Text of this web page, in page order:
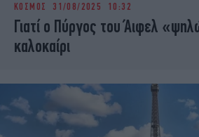
ΚΟΣΜΟΣ 31/08/2025 10:32
Γιατί ο Πύργος του Άιφελ
καλοκαίρι